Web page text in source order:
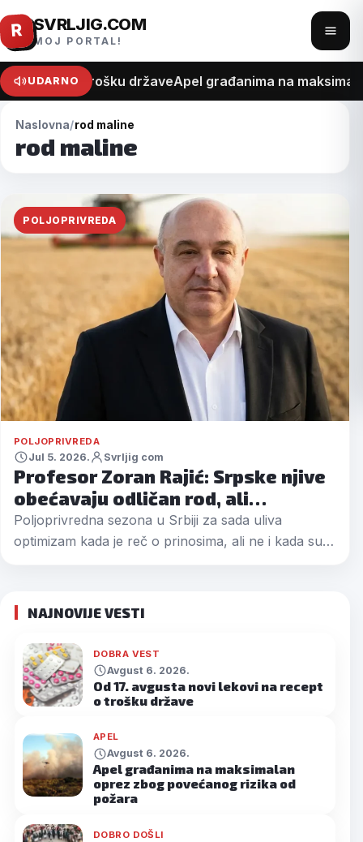
Pređi
na
sadržaj
R SVRLJIG.COM
MOJ PORTAL!
meni
UDARNO
recept o trošku državeApel građanima na
Naslovna rod maline
rod maline
POLJOPRIVREDA
POLJOPRIVREDA
Jul 5. 2026. Svrljig com
Profesor Zoran Rajić: Srpske njive
obećavaju odličan rod, ali…
Poljoprivredna sezona u Srbiji za sada uliva
optimizam kada je reč o prinosima, ali ne i kada su…
NAJNOVIJE VESTI
DOBRA VEST
Avgust 6. 2026.
Od 17. avgusta novi lekovi na recept
o trošku države
APEL
Avgust 6. 2026.
Apel građanima na maksimalan
oprez zbog povećanog rizika od
požara
DOBRO DOŠLI